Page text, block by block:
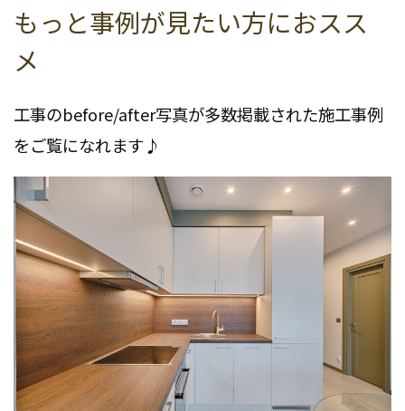
もっと事例が見たい方におスス
メ
工事のbefore/after写真が多数掲載された施工事例
をご覧になれます♪